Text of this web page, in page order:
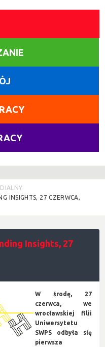
INSIGHTS, 27 CZERWCA,
Insights, 27
W środę, 27
czerwca, we
wrocławskiej filii
Uniwersytetu
SWPS odbyła się
pierwsza